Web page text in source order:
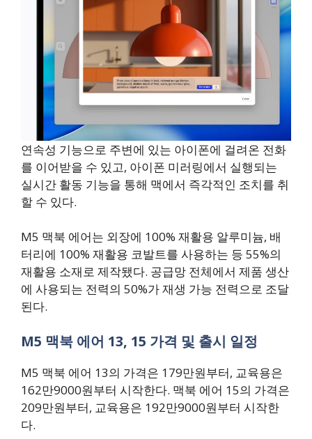
연속성 기능으로 주변에 있는 아이폰에 걸려온 전화
를 이어받을 수 있고, 아이폰 미러링에서 실행되는
실시간 활동 기능을 통해 맥에서 즉각적인 조치를 취
할 수 있다.
M5 맥북 에어는 외장에 100% 재활용 알루미늄, 배
터리에 100% 재활용 코발트를 사용하는 등 55%의
재활용 소재로 제작됐다. 공급망 전체에서 제품 생산
에 사용되는 전력의 50%가 재생 가능 전력으로 조달
된다.
M5 맥북 에어 13, 15 가격 및 출시 일정
M5 맥북 에어 13의 가격은 179만원부터, 교육용은
162만9000원부터 시작한다. 맥북 에어 15의 가격은
209만원부터, 교육용은 192만9000원부터 시작한
다.